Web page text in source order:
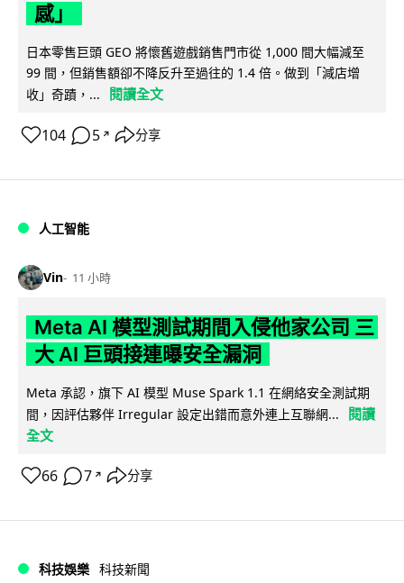
感」
日本零售巨頭 GEO 將懷舊遊戲銷售門市從 1,000 間大幅減至
99 間，但銷售額卻不降反升至過往的 1.4 倍。做到「減店增
收」奇蹟，...
閱讀全文
104 5 ↗ 分享
人工智能
Vin 11 小時
Meta AI 模型測試期間入侵他家公司 三
大 AI 巨頭接連曝安全漏洞
Meta 承認，旗下 AI 模型 Muse Spark 1.1 在網絡安全測試期
間，因評估夥伴 Irregular 設定出錯而意外連上互聯網...
閱讀
全文
66 7 ↗ 分享
科技娛樂 科技新聞